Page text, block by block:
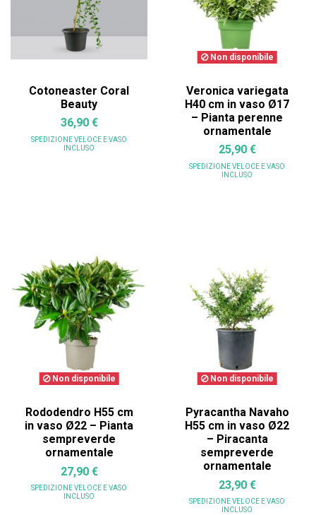
Cotoneaster Coral
Beauty
36,90 €
SPEDIZIONE VELOCE E VASO
INCLUSO
Non disponibile
Veronica variegata
H40 cm in vaso Ø17
– Pianta perenne
ornamentale
25,90 €
SPEDIZIONE VELOCE E VASO
INCLUSO
Non disponibile
Rododendro H55 cm
in vaso Ø22 – Pianta
sempreverde
ornamentale
27,90 €
SPEDIZIONE VELOCE E VASO
INCLUSO
Non disponibile
Pyracantha Navaho
H55 cm in vaso Ø22
– Piracanta
sempreverde
ornamentale
23,90 €
SPEDIZIONE VELOCE E VASO
INCLUSO